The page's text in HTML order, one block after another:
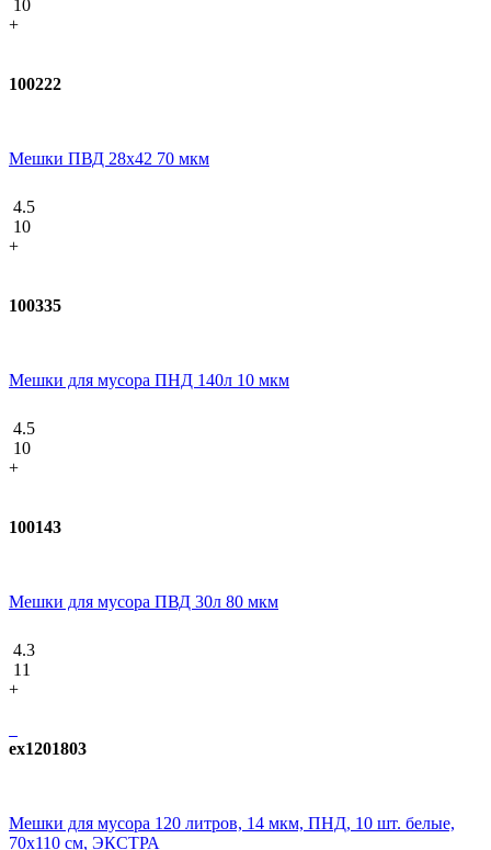
10
+
100222
Мешки ПВД 28x42 70 мкм
4.5
10
+
100335
Мешки для мусора ПНД 140л 10 мкм
4.5
10
+
100143
Мешки для мусора ПВД 30л 80 мкм
4.3
11
+
ex1201803
Мешки для мусора 120 литров, 14 мкм, ПНД, 10 шт. белые,
70х110 см, ЭКСТРА